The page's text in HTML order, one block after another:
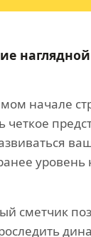
начале
четкое
сметчик